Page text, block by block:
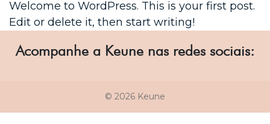
Welcome to WordPress. This is your first post.
Edit or delete it, then start writing!
Acompanhe a Keune nas redes sociais:
© 2026 Keune